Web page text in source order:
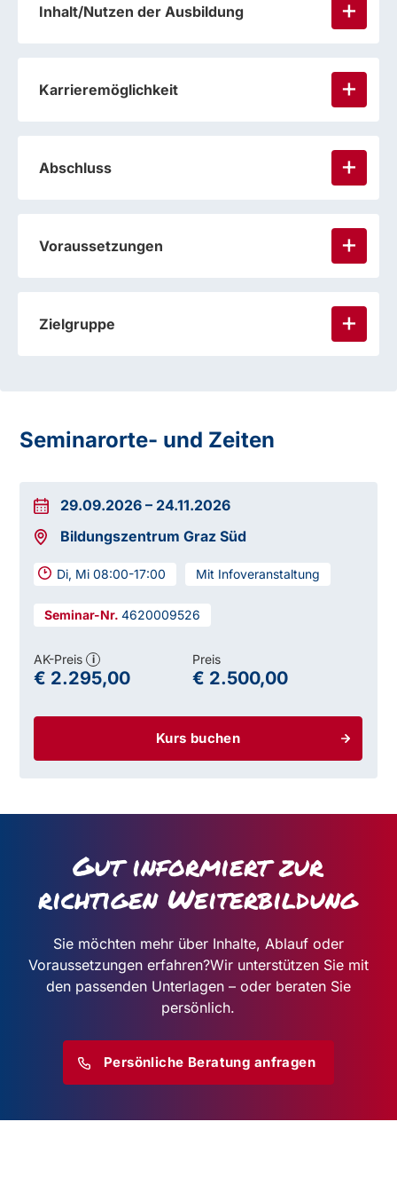
Inhalt/Nutzen der Ausbildung
Karrieremöglichkeit
Abschluss
Voraussetzungen
Zielgruppe
Seminarorte- und Zeiten
29.09.2026 – 24.11.2026
Bildungszentrum Graz Süd
Di, Mi 08:00-17:00 Mit Infoveranstaltung
4620009526
Kurs buchen
AK-Preis i
€ 2.295,00
Preis
€ 2.500,00
Gut informiert zur
richtigen Weiterbildung
Sie möchten mehr über Inhalte, Ablauf oder
Voraussetzungen erfahren?Wir unterstützen Sie mit
den passenden Unterlagen – oder beraten Sie
persönlich.
Persönliche Beratung anfragen